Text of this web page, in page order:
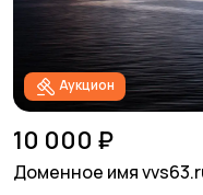
Аукцион
10 000 ₽
Доменное имя